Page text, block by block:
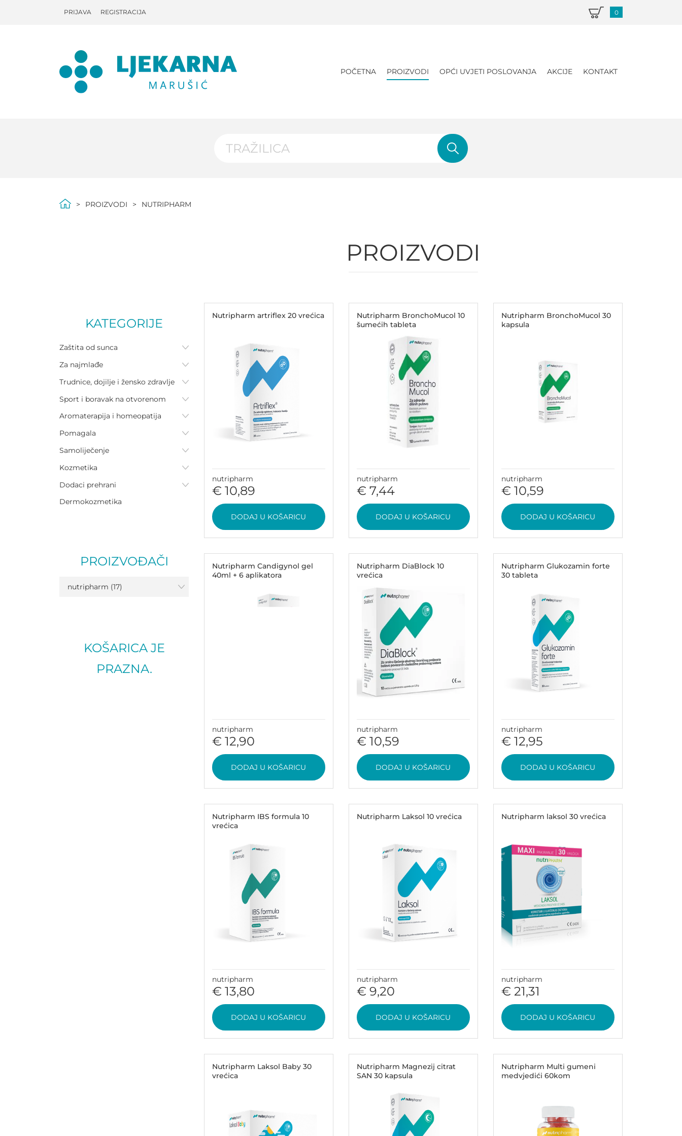
PRIJAVA REGISTRACIJA 0
POČETNA PROIZVODI OPĆI UVJETI POSLOVANJA AKCIJE KONTAKT
PROIZVODI NUTRIPHARM
PROIZVODI
Nutripharm artriflex 20 vrećica
nutripharm
€ 10,89
DODAJ U KOŠARICU
Nutripharm BronchoMucol 10
šumećih tableta
nutripharm
€ 7,44
DODAJ U KOŠARICU
Nutripharm BronchoMucol 30
kapsula
nutripharm
€ 10,59
DODAJ U KOŠARICU
Nutripharm Candigynol gel
40ml + 6 aplikatora
nutripharm
€ 12,90
DODAJ U KOŠARICU
Nutripharm DiaBlock 10
vrećica
nutripharm
€ 10,59
DODAJ U KOŠARICU
Nutripharm Glukozamin forte
30 tableta
nutripharm
€ 12,95
DODAJ U KOŠARICU
Nutripharm IBS formula 10
vrećica
nutripharm
€ 13,80
DODAJ U KOŠARICU
Nutripharm Laksol 10 vrećica
nutripharm
€ 9,20
DODAJ U KOŠARICU
Nutripharm laksol 30 vrećica
nutripharm
€ 21,31
DODAJ U KOŠARICU
Nutripharm Laksol Baby 30
vrećica
Nutripharm Magnezij citrat
SAN 30 kapsula
Nutripharm Multi gumeni
medvjedići 60kom
KATEGORIJE
Zaštita od sunca
Za najmlađe
Trudnice, dojilje i žensko zdravlje
Sport i boravak na otvorenom
Aromaterapija i homeopatija
Pomagala
Samoliječenje
Kozmetika
Dodaci prehrani
Dermokozmetika
PROIZVOĐAČI
nutripharm (17)
KOŠARICA JE
PRAZNA.